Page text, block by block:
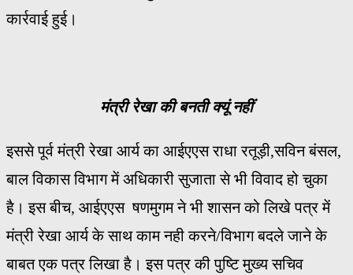
कार्रवाई हुई।
मंत्री रेखा की बनती क्यूं नहीं
इससे पूर्व मंत्री रेखा आर्य का आईएएस राधा रतूड़ी,सविन बंसल,
बाल विकास विभाग में अधिकारी सुजाता से भी विवाद हो चुका
है। इस बीच, आईएएस षणमुगम ने भी शासन को लिखे पत्र में
मंत्री रेखा आर्य के साथ काम नही करने/विभाग बदले जाने के
बाबत एक पत्र लिखा है। इस पत्र की पुष्टि मुख्य सचिव